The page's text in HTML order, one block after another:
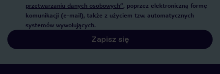
przetwarzaniu danych osobowych”, poprzez elektroniczną formę
komunikacji (e-mail), także z użyciem tzw. automatycznych
systemów wywołujących.
Zapisz się